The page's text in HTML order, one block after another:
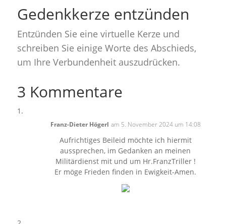
Gedenkkerze entzünden
Entzünden Sie eine virtuelle Kerze und
schreiben Sie einige Worte des Abschieds,
um Ihre Verbundenheit auszudrücken.
3 Kommentare
Franz-Dieter Högerl am 5. November 2024 um 14:08
Aufrichtiges Beileid möchte ich hiermit
aussprechen, im Gedanken an meinen
Militärdienst mit und um Hr.FranzTriller !
Er möge Frieden finden in Ewigkeit-Amen.